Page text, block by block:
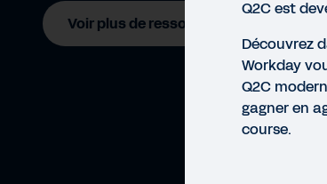
Voir plus de ressources
Q2C est
Découvrez
Workday
Q2C
gagner en
course.